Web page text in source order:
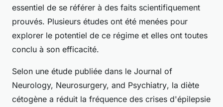
essentiel de se référer à des faits scientifiquement
prouvés. Plusieurs études ont été menées pour
explorer le potentiel de ce régime et elles ont toutes
conclu à son efficacité.
Selon une étude publiée dans le Journal of
Neurology, Neurosurgery, and Psychiatry, la diète
cétogène a réduit la fréquence des crises d'épilepsie